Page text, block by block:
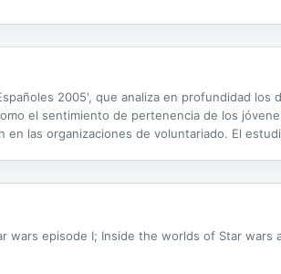
2005', que analiza en profundidad
el sentimiento de pertenencia de los
las organizaciones de voluntariado. El
wars episode I; Inside the worlds of Star